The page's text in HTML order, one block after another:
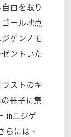
由を取り
ール地点
ゲンノモ
ントいた
ストのキ
冊子に集
inニジゲ
らには、